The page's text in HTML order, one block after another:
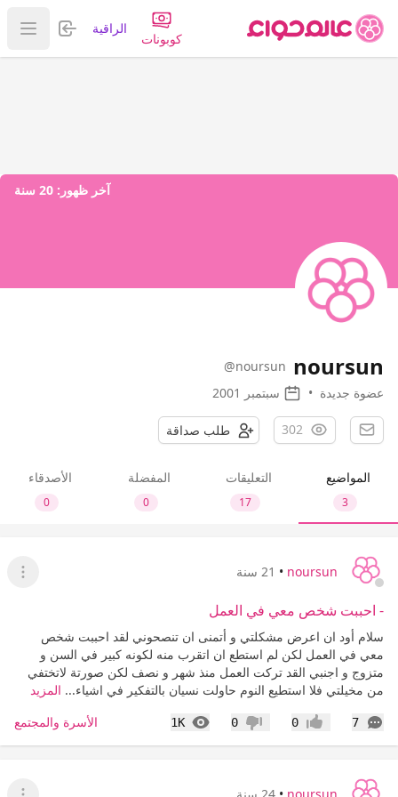
كوبونات
الراقية تسجيل
عرض
آخر ظهور: 20 سنة
noursun
@noursun
عضوة جديدة • سبتمبر 2001
302 طلب صداقة
المواضيع
3
التعليقات
17
المفضلة
0
الأصدقاء
0
noursun
• 21 سنة
عرض
- احببت شخص معي في العمل
سلام أود ان اعرض مشكلتي و أتمنى ان تنصحوني لقد احببت شخص
معي في العمل لكن لم استطع ان اتقرب منه لكونه كبير في السن و
متزوج و اجنبي القد تركت العمل منذ شهر و نصف لكن صورتة لاتختفي
من مخيلتي فلا استطيع النوم حاولت نسيان بالتفكير في اشياء... المزيد
7
التعليقات إعجاب0 عدم إعجاب
0
1K
المشاهدات الأسرة والمجتمع